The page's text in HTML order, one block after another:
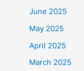
June 2025
May 2025
April 2025
March 2025